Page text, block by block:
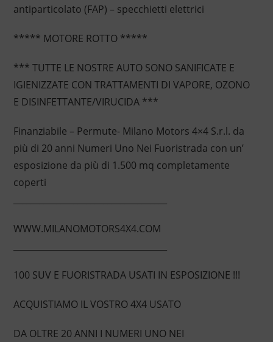
antiparticolato (FAP) – specchietti elettrici
***** MOTORE ROTTO *****
*** TUTTE LE NOSTRE AUTO SONO SANIFICATE E
IGIENIZZATE CON TRATTAMENTI DI VAPORE, OZONO
E DISINFETTANTE/VIRUCIDA ***
Finanziabile – Permute- Milano Motors 4×4 S.r.l. da
più di 20 anni Numeri Uno Nei Fuoristrada con un’
esposizione da più di 1.500 mq completamente
coperti
WWW.MILANOMOTORS4X4.COM
100 SUV E FUORISTRADA USATI IN ESPOSIZIONE !!!
ACQUISTIAMO IL VOSTRO 4X4 USATO
DA OLTRE 20 ANNI I NUMERI UNO NEI